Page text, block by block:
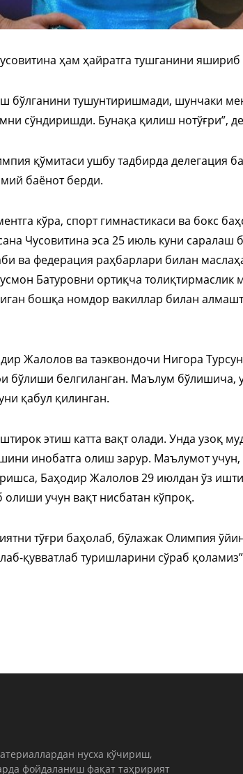
ҳам ҳайратга тушганини
бўлганини тушунтиришмади, шунчаки
сўндиришди. Бунақа қилиш нотўғри”,
қўмитаси ушбу тадбирда делегация
баёнот берди.
кўра, спорт гимнастикаси ва бокс
Чусовитина эса 25 июль куни
ва федерация раҳбарлари билан
Батуровни ортиқча толиқтирмаслик
бошқа номдор вакиллар билан
Жалолов ва таэквондочи Нигора
бўлиши белгиланган. Маълум бўлишича,
қабул қилинган.
этиш катта вақт олади. Унда узоқ
инобатга олиш зарур. Маълумот учун,
Баҳодир Жалолов 29 июлдан ўз
олиши учун вақт нисбатан кўпроқ.
тўғри баҳолаб, бўлажак Олимпия
қувватлаб туришларини сўраб
нусха кўчириш,
фойдаланиш фақат таҳририят